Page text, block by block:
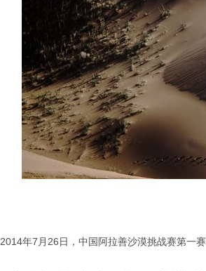
2014年7月26日，中国阿拉善沙漠挑战赛第一